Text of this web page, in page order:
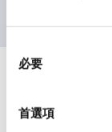
必要
首選項
審美規範